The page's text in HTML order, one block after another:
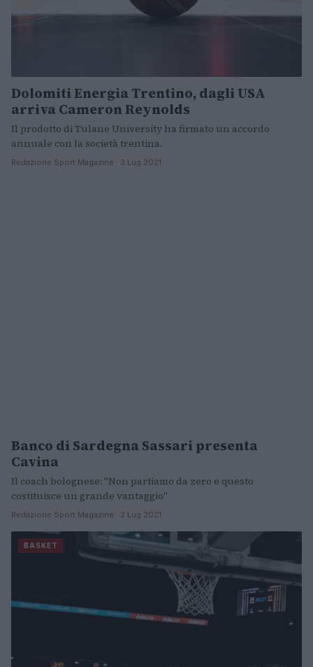
Dolomiti Energia Trentino, dagli USA
arriva Cameron Reynolds
Il prodotto di Tulane University ha firmato un accordo
annuale con la società trentina.
Redazione Sport Magazine · 3 Lug 2021
BASKET
Banco di Sardegna Sassari presenta
Cavina
Il coach bolognese: "Non partiamo da zero e questo
costituisce un grande vantaggio"
Redazione Sport Magazine · 2 Lug 2021
BASKET